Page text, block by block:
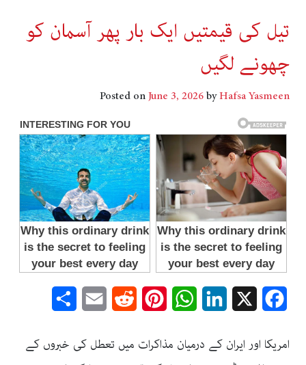
تیل کی قیمتیں ایک بار پھر آسمان کو
چھونے لگیں
Posted onJune 3, 2026byHafsa Yasmeen
Facebook
LinkedIn
WhatsApp
Pinterest
Reddit
Email
امریکا اور ایران کے درمیان مذاکرات میں تعطل کی خبروں کے